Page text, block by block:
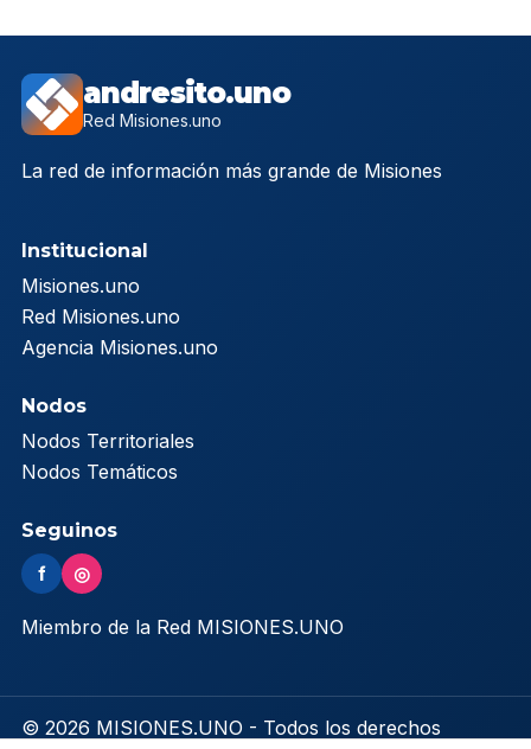
andresito.uno
Red Misiones.uno
La red de información más grande de Misiones
Institucional
Misiones.uno
Red Misiones.uno
Agencia Misiones.uno
Nodos
Nodos Territoriales
Nodos Temáticos
Seguinos
f ◎
Miembro de la Red MISIONES.UNO
© 2026 MISIONES.UNO - Todos los derechos